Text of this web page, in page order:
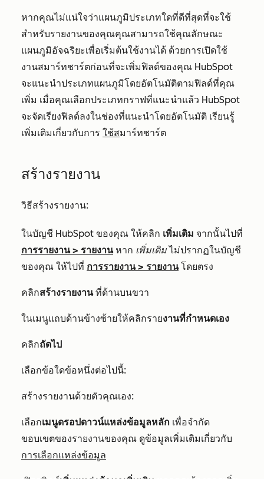
หากคุณไม่แน่ใจว่าแผนภูมิประเภทใดที่ดีที่สุดที่จะใช้
สำหรับรายงานของคุณคุณสามารถใช้คุณลักษณะ
แผนภูมิอัจฉริยะเพื่อเริ่มต้นใช้งานได้ ด้วยการเปิดใช้
งานสมาร์ทชาร์ตก่อนที่จะเพิ่มฟิลด์ของคุณ HubSpot
จะแนะนำประเภทแผนภูมิโดยอัตโนมัติตามฟิลด์ที่คุณ
เพิ่ม เมื่อคุณเลือกประเภทกราฟที่แนะนำแล้ว HubSpot
จะจัดเรียงฟิลด์ลงในช่องที่แนะนำโดยอัตโนมัติ เรียนรู้
เพิ่มเติมเกี่ยวกับการ ใช้สมาร์ทชาร์ต
สร้างรายงาน
วิธีสร้างรายงาน:
ในบัญชี HubSpot ของคุณ ให้คลิก เพิ่มเติม จากนั้นไปที่
การรายงาน> รายงานหาก เพิ่มเติมไม่ปรากฏในบัญชี
ของคุณ ให้ไปที่ การรายงาน> รายงานโดยตรง
คลิกสร้างรายงานที่ด้านบนขวา
ในเมนูแถบด้านข้างซ้ายให้คลิกรายงานที่กำหนดเอง
คลิกถัดไป
เลือกข้อใดข้อหนึ่งต่อไปนี้:
สร้างรายงานด้วยตัวคุณเอง:
เลือกเมนูดรอปดาวน์แหล่งข้อมูลหลัก เพื่อจำกัด
ขอบเขตของรายงานของคุณ ดูข้อมูลเพิ่มเติมเกี่ยวกับ
การเลือกแหล่งข้อมูล